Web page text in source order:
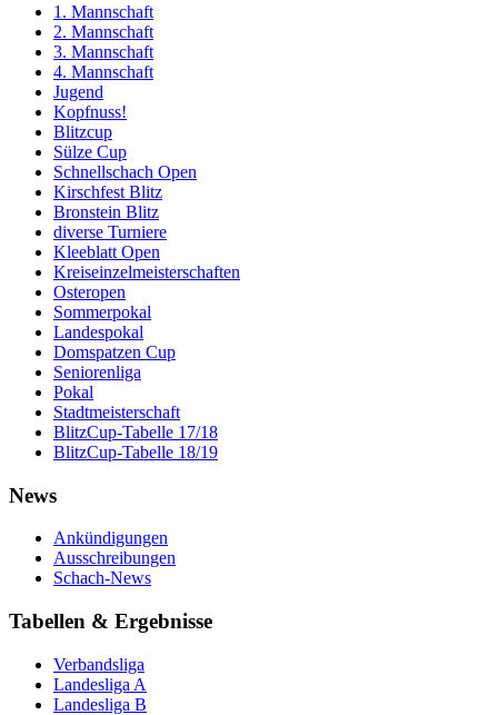
1. Mannschaft
2. Mannschaft
3. Mannschaft
4. Mannschaft
Jugend
Kopfnuss!
Blitzcup
Sülze Cup
Schnellschach Open
Kirschfest Blitz
Bronstein Blitz
diverse Turniere
Kleeblatt Open
Kreiseinzelmeisterschaften
Osteropen
Sommerpokal
Landespokal
Domspatzen Cup
Seniorenliga
Pokal
Stadtmeisterschaft
BlitzCup-Tabelle 17/18
BlitzCup-Tabelle 18/19
News
Ankündigungen
Ausschreibungen
Schach-News
Tabellen & Ergebnisse
Verbandsliga
Landesliga A
Landesliga B